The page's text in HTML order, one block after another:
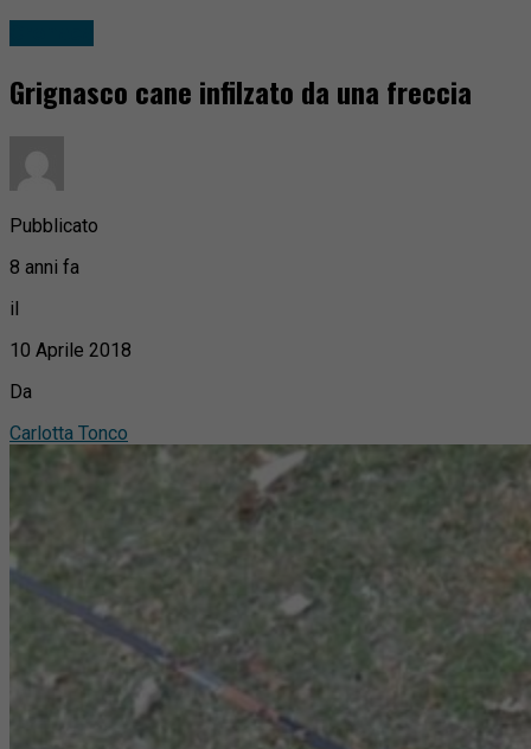
Grignasco cane infilzato da una freccia
Pubblicato
8 anni fa
il
10 Aprile 2018
Da
Carlotta Tonco